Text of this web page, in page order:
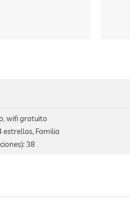
wifi gratuito
estrellas, Familia
38